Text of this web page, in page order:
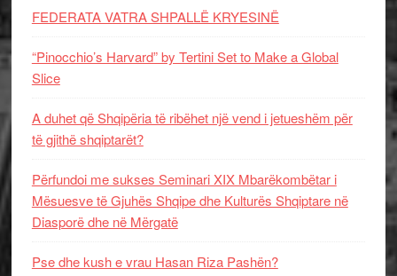
FEDERATA VATRA SHPALLË KRYESINË
“Pinocchio’s Harvard” by Tertini Set to Make a Global
Slice
A duhet që Shqipëria të ribëhet një vend i jetueshëm për
të gjithë shqiptarët?
Përfundoi me sukses Seminari XIX Mbarëkombëtar i
Mësuesve të Gjuhës Shqipe dhe Kulturës Shqiptare në
Diasporë dhe në Mërgatë
Pse dhe kush e vrau Hasan Riza Pashën?